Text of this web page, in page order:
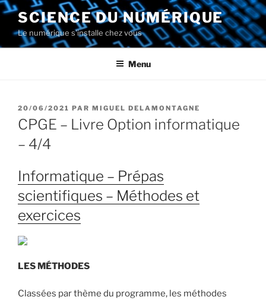
Aller
contenu
principal
SCIENCE DU NUMÉRIQUE
Le numérique s'installe chez vous
Menu
PUBLIÉ
LE
20/06/2021 PAR MIGUEL DELAMONTAGNE
CPGE – Livre Option informatique
– 4/4
Informatique – Prépas
scientifiques – Méthodes et
exercices
LES MÉTHODES
Classées par thème du programme, les méthodes